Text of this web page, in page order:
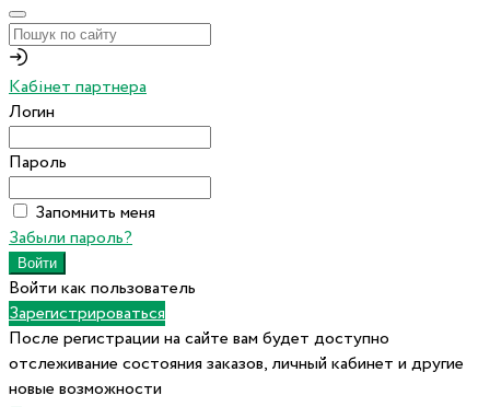
Кабінет партнера
Логин
Пароль
Запомнить меня
Забыли пароль?
Войти как пользователь
Зарегистрироваться
После регистрации на сайте вам будет доступно
отслеживание состояния заказов, личный кабинет и другие
новые возможности